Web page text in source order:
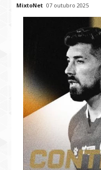
MixtoNet 07 outubro 2025